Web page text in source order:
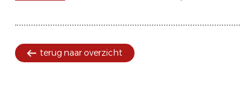
terug naar overzicht